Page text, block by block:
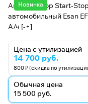
Новинка
Аккумулятор Start-Stop
автомобильный Esan
А/ч [-+]
Цена с утилизацией
14 700 руб.
800 ₽ (скидка по
Обычная цена
15 500 руб.